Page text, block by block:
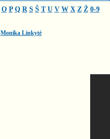
O P Q R S Š T U V W X Z Ž 0-9
Monika Linkytė